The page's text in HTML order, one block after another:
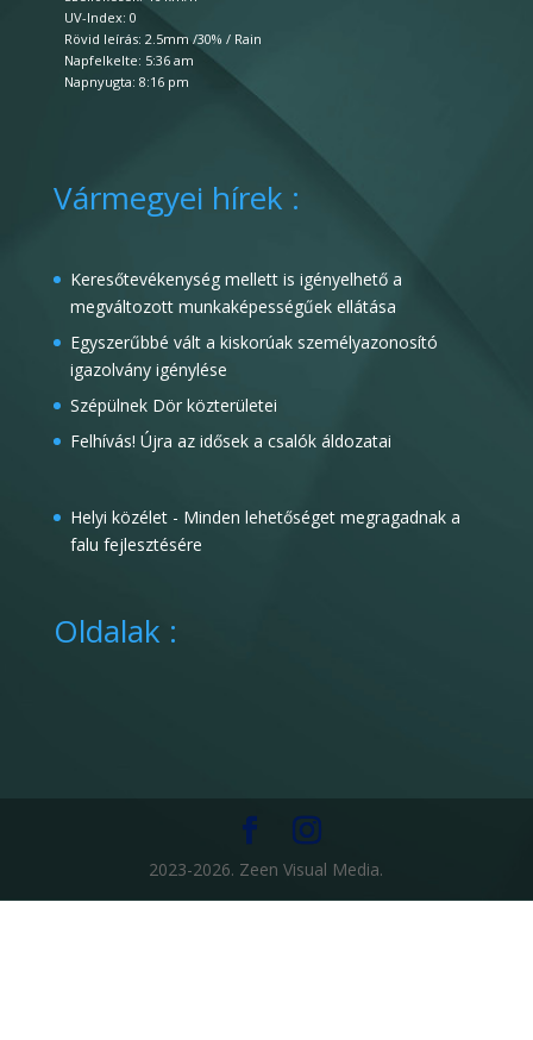
UV-Index: 0
Rövid leírás: 2.5mm /30% / Rain
Napfelkelte: 5:36 am
Napnyugta: 8:16 pm
Vármegyei hírek :
Keresőtevékenység mellett is igényelhető a
megváltozott munkaképességűek ellátása
Egyszerűbbé vált a kiskorúak személyazonosító
igazolvány igénylése
Szépülnek Dör közterületei
Felhívás! Újra az idősek a csalók áldozatai
Helyi közélet - Minden lehetőséget megragadnak a
falu fejlesztésére
Oldalak :
2023-2026. Zeen Visual Media.